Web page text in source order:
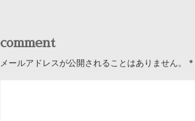
comment
メールアドレスが公開されることはありません。 *